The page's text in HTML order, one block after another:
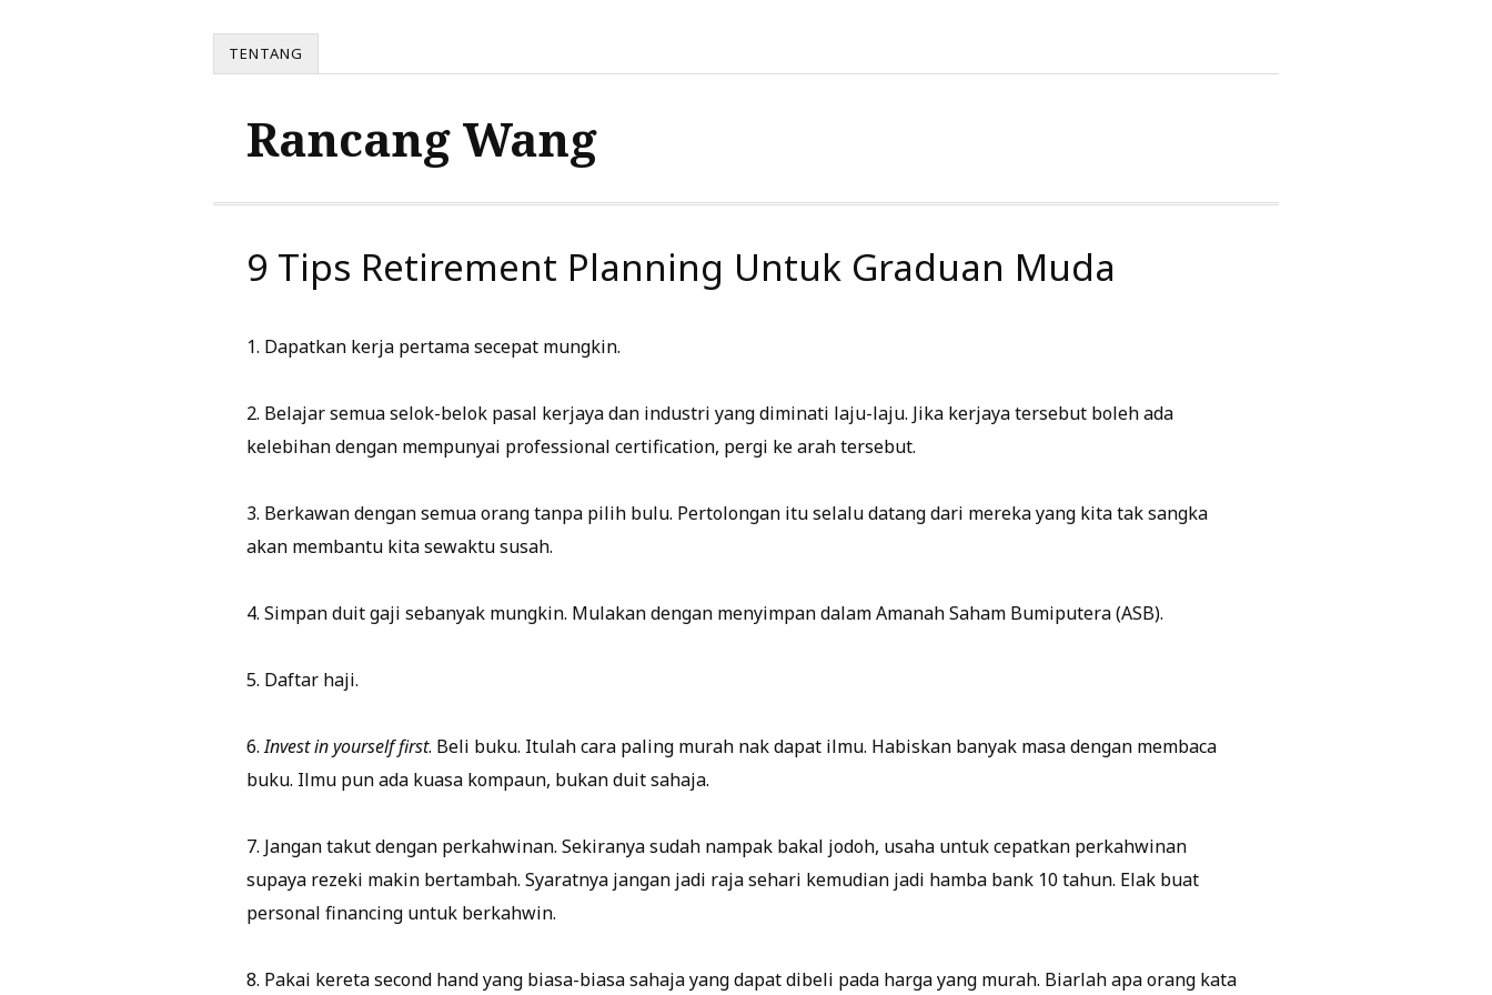
TENTANG
Rancang Wang
9 Tips Retirement Planning Untuk Graduan Muda
1. Dapatkan kerja pertama secepat mungkin.
2. Belajar semua selok-belok pasal kerjaya dan industri yang diminati laju-laju. Jika kerjaya tersebut boleh ada
kelebihan dengan mempunyai professional certification, pergi ke arah tersebut.
3. Berkawan dengan semua orang tanpa pilih bulu. Pertolongan itu selalu datang dari mereka yang kita tak sangka
akan membantu kita sewaktu susah.
4. Simpan duit gaji sebanyak mungkin. Mulakan dengan menyimpan dalam Amanah Saham Bumiputera (ASB).
5. Daftar haji.
6.Invest in yourself first. Beli buku. Itulah cara paling murah nak dapat ilmu. Habiskan banyak masa dengan membaca
buku. Ilmu pun ada kuasa kompaun, bukan duit sahaja.
7. Jangan takut dengan perkahwinan. Sekiranya sudah nampak bakal jodoh, usaha untuk cepatkan perkahwinan
supaya rezeki makin bertambah. Syaratnya jangan jadi raja sehari kemudian jadi hamba bank 10 tahun. Elak buat
personal financing untuk berkahwin.
8. Pakai kereta second hand yang biasa-biasa sahaja yang dapat dibeli pada harga yang murah. Biarlah apa orang kata